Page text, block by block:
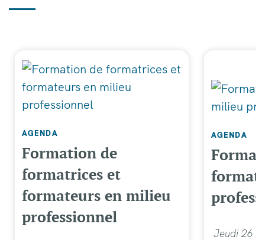
AGENDA
Formation de
formatrices et
formateurs en milieu
professionnel
AGENDA
Jeudi 26